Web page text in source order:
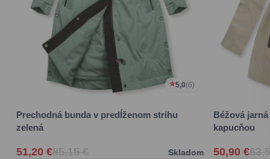
5,0(6)
Prechodná bunda v predĺženom strihu
zelená
51,20 €85,15 €
Skladom
Béžová
kapucňou
50,90 €